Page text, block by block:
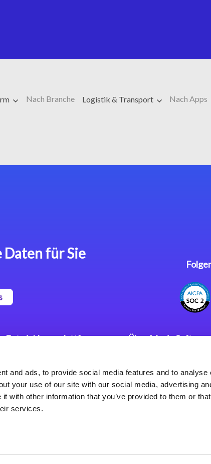
and ads, to provide social media features and to analyse
your use of our site with our social media, advertising
with other information that you’ve provided to them or that
services.
Nach Branche Logistik & Transport Nach Apps
Daten für Sie
Entwicklungsplattform
xpa Web Application
Über Magic
Karriere
Weltweite